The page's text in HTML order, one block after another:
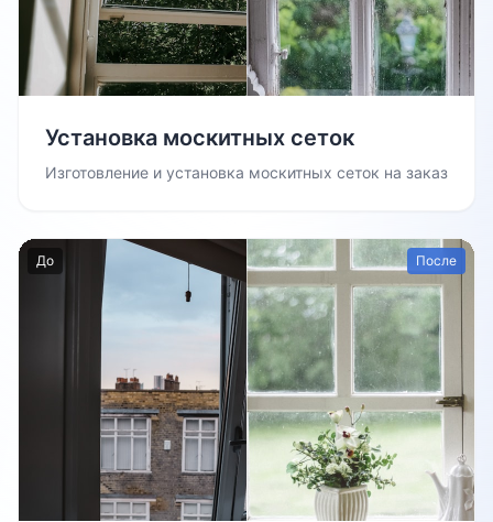
Установка москитных сеток
Изготовление и установка москитных сеток на заказ
До После